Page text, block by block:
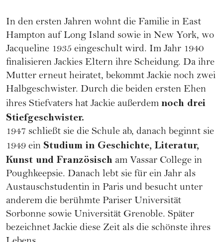
In den ersten Jahren wohnt die Familie in East
Hampton auf Long Island sowie in New York, wo
Jacqueline 1935 eingeschult wird. Im Jahr 1940
finalisieren Jackies Eltern ihre Scheidung. Da ihre
Mutter erneut heiratet, bekommt Jackie noch zwei
Halbgeschwister. Durch die beiden ersten Ehen
ihres Stiefvaters hat Jackie außerdem noch drei
Stiefgeschwister.
1947 schließt sie die Schule ab, danach beginnt sie
1949 ein Studium in Geschichte, Literatur,
Kunst und Französisch am Vassar College in
Poughkeepsie. Danach lebt sie für ein Jahr als
Austauschstudentin in Paris und besucht unter
anderem die berühmte Pariser Universität
Sorbonne sowie Universität Grenoble. Später
bezeichnet Jackie diese Zeit als die schönste ihres